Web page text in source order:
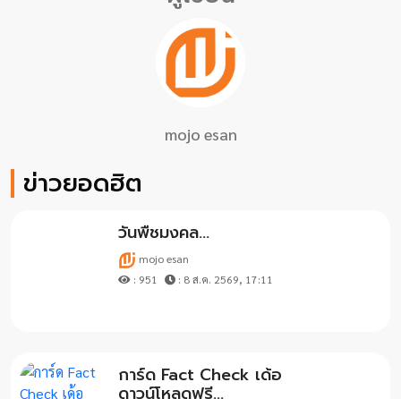
mojo esan
ข่าวยอดฮิต
วันพืชมงคล...
mojo esan
: 951
: 8 ส.ค. 2569, 17:11
การ์ด Fact Check เด้อ
ดาวน์โหลดฟรี...